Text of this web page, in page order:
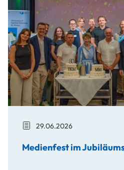
29.06.2026
Medienfest im